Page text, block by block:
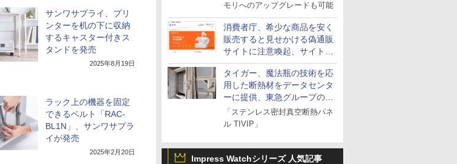
モリへのアップグレードも可能
消費者庁、希少な商品を安く
販売すると見せかける偽通販
サイトに注意喚起、サイト名
とドメイン名を公表
タイガー、魔法瓶の技術を応
用した断熱材をデータセンタ
ーに提供、東急グループの実
証実験で
「ステンレス密封真空断熱パネ
ル TIVIP」
Impress Watchシリーズ 人気記事
サンワサプライ、プリ
ンターを机の下に収納
するキャスター付きス
タンドを発売
2025年8月19日
ラック上の機器を固定
できるベルト「RAC-
BL1N」、サンワサプラ
イが発売
2025年2月20日